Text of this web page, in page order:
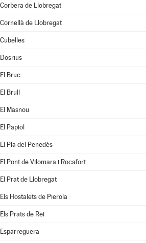
Corbera de Llobregat
Cornellà de Llobregat
Cubelles
Dosrius
El Bruc
El Brull
El Masnou
El Papiol
El Pla del Penedès
El Pont de Vilomara i Rocafort
El Prat de Llobregat
Els Hostalets de Pierola
Els Prats de Rei
Esparreguera